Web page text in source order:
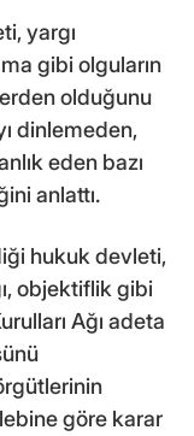
yargı
gibi olguların
olduğunu
dinlemeden,
eden bazı
anlattı.
hukuk devleti,
objektiflik gibi
Ağı adeta
göre karar